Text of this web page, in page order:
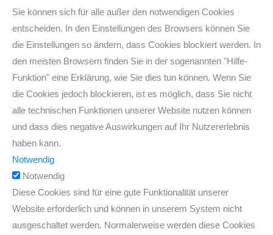
Sie können sich für alle außer den notwendigen Cookies
entscheiden. In den Einstellungen des Browsers können Sie
die Einstellungen so ändern, dass Cookies blockiert werden. In
den meisten Browsern finden Sie in der sogenannten "Hilfe-
Funktion" eine Erklärung, wie Sie dies tun können. Wenn Sie
die Cookies jedoch blockieren, ist es möglich, dass Sie nicht
alle technischen Funktionen unserer Website nutzen können
und dass dies negative Auswirkungen auf Ihr Nutzererlebnis
haben kann.
Notwendig
Notwendig
Diese Cookies sind für eine gute Funktionalität unserer
Website erforderlich und können in unserem System nicht
ausgeschaltet werden. Normalerweise werden diese Cookies